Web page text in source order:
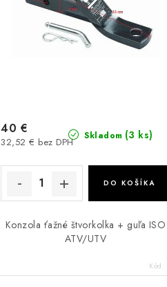
Skladom (3 ks)
32,52 € bez DPH
40 €
DO KOŠÍKA
Konzola ťažné štvorkolka + guľa ISO
ATV/UTV
Kód: